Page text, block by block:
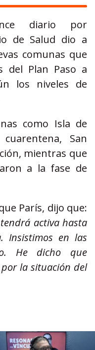
diario por
de Salud dio a
comunas que
del Plan Paso a
los niveles de
como Isla de
San
mientras que
a la fase de
París, dijo que:
activa hasta
Insistimos en las
He dicho que
la situación del